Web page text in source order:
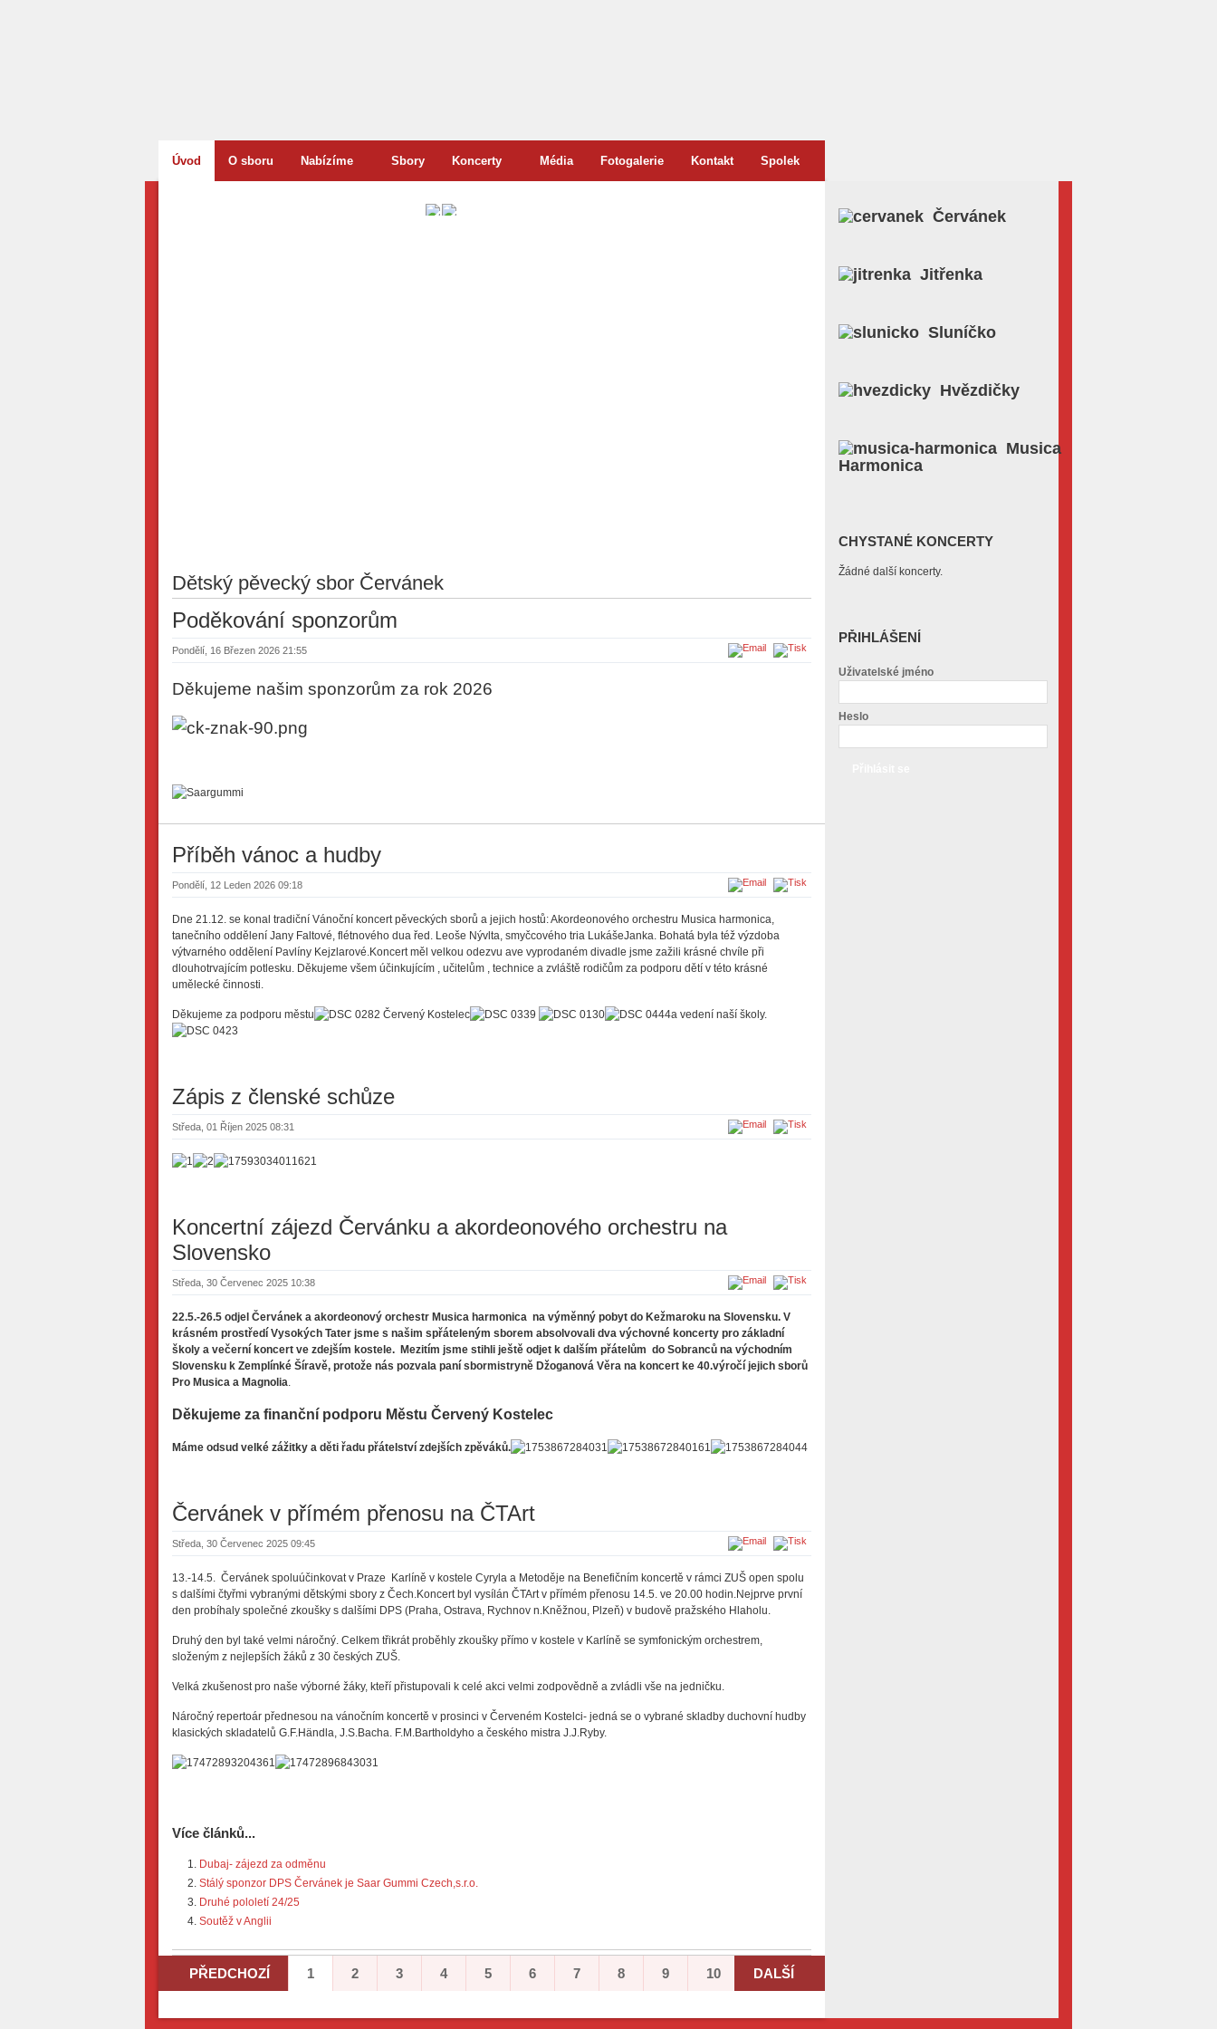
Úvod O sboru Nabízíme Sbory Koncerty Média Fotogalerie Kontakt Spolek
Dětský pěvecký sbor Červánek
Poděkování sponzorům
Pondělí, 16 Březen 2026 21:55
Děkujeme našim sponzorům za rok 2026
Příběh vánoc a hudby
Pondělí, 12 Leden 2026 09:18
Dne 21.12. se konal tradiční Vánoční koncert pěveckých sborů a jejich hostů: Akordeonového orchestru Musica harmonica,
tanečního oddělení Jany Faltové, flétnového dua řed. Leoše Nývlta, smyčcového tria LukášeJanka. Bohatá byla též výzdoba
výtvarného oddělení Pavlíny Kejzlarové.Koncert měl velkou odezvu ave vyprodaném divadle jsme zažili krásné chvíle při
dlouhotrvajícím potlesku. Děkujeme všem účinkujícím , učitelům , technice a zvláště rodičům za podporu dětí v této krásné
umělecké činnosti.
Děkujeme za podporu městu Červený Kostelec a vedení naší školy.
Zápis z členské schůze
Středa, 01 Říjen 2025 08:31
Koncertní zájezd Červánku a akordeonového orchestru na
Slovensko
Středa, 30 Červenec 2025 10:38
22.5.-26.5 odjel Červánek a akordeonový orchestr Musica harmonica na výměnný pobyt do Kežmaroku na Slovensku. V
krásném prostředí Vysokých Tater jsme s našim spřáteleným sborem absolvovali dva výchovné koncerty pro základní
školy a večerní koncert ve zdejším kostele. Mezitím jsme stihli ještě odjet k dalším přátelům do Sobranců na východním
Slovensku k Zemplínké Šíravě, protože nás pozvala paní sbormistryně Džoganová Věra na koncert ke 40.výročí jejich sborů
Pro Musica a Magnolia.
Děkujeme za finanční podporu Městu Červený Kostelec
Máme odsud velké zážitky a děti řadu přátelství zdejších zpěváků.
Červánek v přímém přenosu na ČTArt
Středa, 30 Červenec 2025 09:45
13.-14.5. Červánek spoluúčinkovat v Praze Karlíně v kostele Cyryla a Metoděje na Benefičním koncertě v rámci ZUŠ open spolu
s dalšími čtyřmi vybranými dětskými sbory z Čech.Koncert byl vysílán ČTArt v přímém přenosu 14.5. ve 20.00 hodin.Nejprve první
den probíhaly společné zkoušky s dalšími DPS (Praha, Ostrava, Rychnov n.Kněžnou, Plzeň) v budově pražského Hlaholu.
Druhý den byl také velmi náročný. Celkem třikrát proběhly zkoušky přímo v kostele v Karlíně se symfonickým orchestrem,
složeným z nejlepších žáků z 30 českých ZUŠ.
Velká zkušenost pro naše výborné žáky, kteří přistupovali k celé akci velmi zodpovědně a zvládli vše na jedničku.
Náročný repertoár přednesou na vánočním koncertě v prosinci v Červeném Kostelci- jedná se o vybrané skladby duchovní hudby
klasických skladatelů G.F.Händla, J.S.Bacha. F.M.Bartholdyho a českého mistra J.J.Ryby.
Více článků...
Dubaj- zájezd za odměnu
Stálý sponzor DPS Červánek je Saar Gummi Czech,s.r.o.
Druhé pololetí 24/25
Soutěž v Anglii
PŘEDCHOZÍ 1 2 3 4 5 6 7 8 9 10 DALŠÍ
Červánek
Jitřenka
Sluníčko
Hvězdičky
Musica
Harmonica
CHYSTANÉ KONCERTY
Žádné další koncerty.
PŘIHLÁŠENÍ
Uživatelské jméno
Heslo